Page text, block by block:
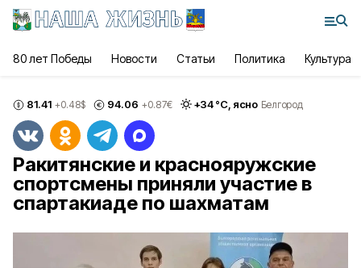
80 лет Победы Новости Статьи Политика Культура
81.41 +0.48$ 94.06 +0.87€ +34°С, ясно Белгород
Ракитянские и краснояружские
спортсмены приняли участие в
спартакиаде по шахматам